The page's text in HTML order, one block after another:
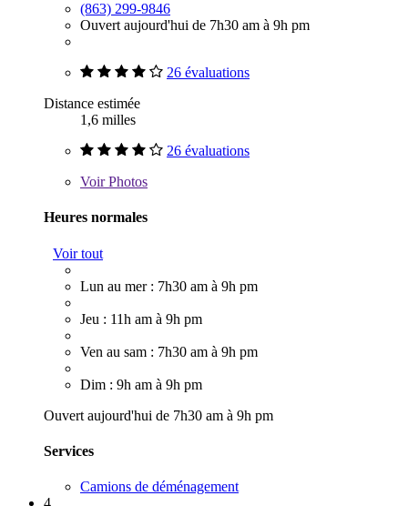
(863) 299-9846
Ouvert aujourd'hui de 7h30 am à 9h pm
26 évaluations
Distance estimée
1,6 milles
26 évaluations
VoirPhotos
Heures normales
Voir tout
Lun au mer : 7h30 am à 9h pm
Jeu : 11h am à 9h pm
Ven au sam : 7h30 am à 9h pm
Dim : 9h am à 9h pm
Ouvert aujourd'hui de 7h30 am à 9h pm
Services
Camions de déménagement